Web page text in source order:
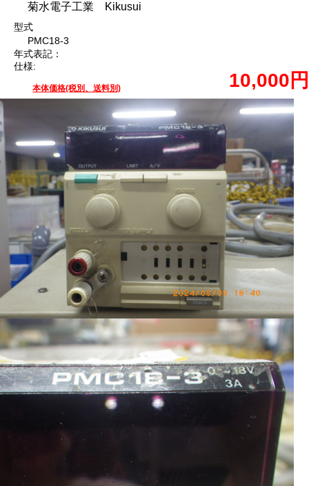
菊水電子工業 Kikusui
型式
PMC18-3
年式表記：
仕様:
本体価格(税別、送料別) 10,000円